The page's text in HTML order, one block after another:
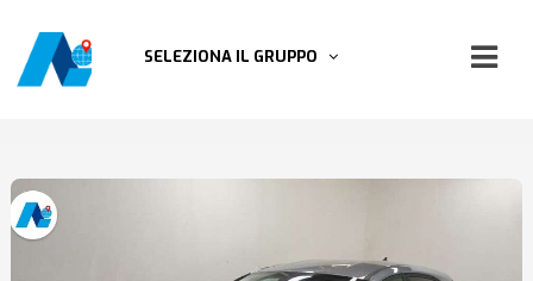
SELEZIONA IL GRUPPO